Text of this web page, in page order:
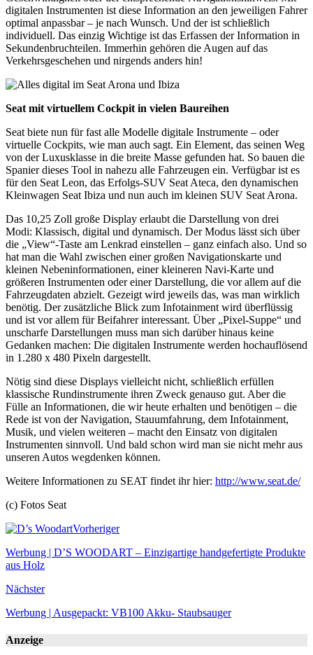
digitalen Instrumenten ist diese Information an den jeweiligen Fahrer
optimal anpassbar – je nach Wunsch. Und der ist schließlich
individuell. Das einzig Wichtige ist das Erfassen der Information in
Sekundenbruchteilen. Immerhin gehören die Augen auf das
Verkehrsgeschehen und nirgends anders hin!
Seat mit virtuellem Cockpit in vielen Baureihen
Seat biete nun für fast alle Modelle digitale Instrumente – oder
virtuelle Cockpits, wie man auch sagt. Ein Element, das seinen Weg
von der Luxusklasse in die breite Masse gefunden hat. So bauen die
Spanier dieses Tool in nahezu alle Fahrzeugen ein. Verfügbar ist es
für den Seat Leon, das Erfolgs-SUV Seat Ateca, den dynamischen
Kleinwagen Seat Ibiza und nun auch im kleinen SUV Seat Arona.
Das 10,25 Zoll große Display erlaubt die Darstellung von drei
Modi: Klassisch, digital und dynamisch. Der Modus lässt sich über
die „View“-Taste am Lenkrad einstellen – ganz einfach also. Und so
hat man die Wahl zwischen einer großen Navigationskarte und
kleinen Nebeninformationen, einer kleineren Navi-Karte und
größeren Instrumenten oder einer Darstellung, die vor allem auf die
Fahrzeugdaten abzielt. Gezeigt wird jeweils das, was man wirklich
benötig. Der zusätzliche Blick zum Infotainment wird überflüssig
und ist vor allem für Beifahrer interessant. Über „Pixel-Suppe“ und
unscharfe Darstellungen muss man sich darüber hinaus keine
Gedanken machen: Die digitalen Instrumente werden hochauflösend
in 1.280 x 480 Pixeln dargestellt.
Nötig sind diese Displays vielleicht nicht, schließlich erfüllen
klassische Rundinstrumente ihren Zweck genauso gut. Aber die
Fülle an Informationen, die wir heute erhalten und benötigen – die
Rede ist von der Navigation, Stauumfahrung, dem Infotainment,
Musik, und vielen weiteren – macht den Einsatz von digitalen
Instrumenten sinnvoll. Und bald schon wird man sie nicht mehr aus
unseren Autos wegdenken können.
Weitere Informationen zu SEAT findet ihr hier: http://www.seat.de/
(c) Fotos Seat
Vorheriger
Werbung | D’S WOODART – Einzigartige handgefertigte Produkte
aus Holz
Nächster
Werbung | Ausgepackt: VB100 Akku- Staubsauger
Anzeige